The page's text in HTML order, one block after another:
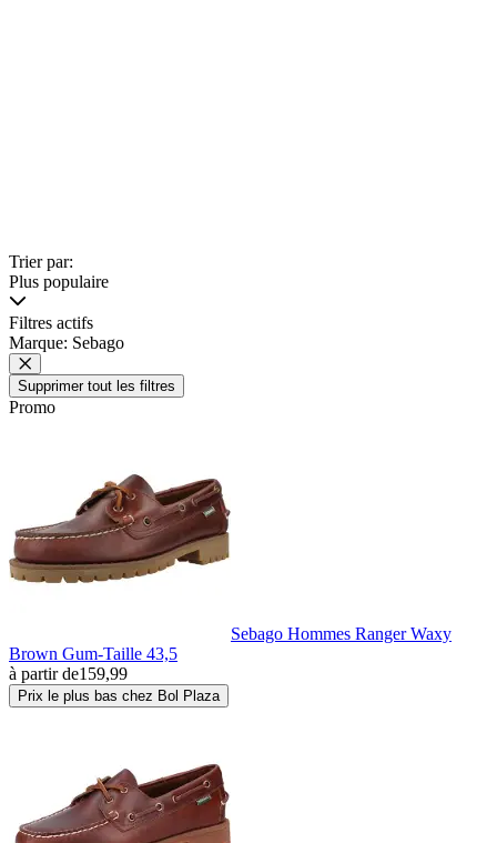
Trier par:
Plus populaire
Filtres actifs
Marque: Sebago
Supprimer tout les filtres
Promo
Sebago Hommes Ranger Waxy
Brown Gum-Taille 43,5
à partir de159,99
Prix le plus bas chez Bol Plaza